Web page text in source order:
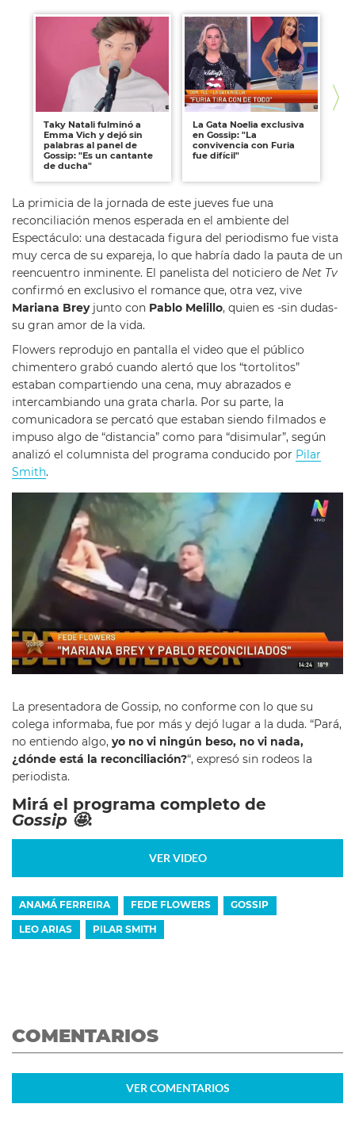
Taky Natali fulminó a
Emma Vich y dejó sin
palabras al panel de
Gossip: "Es un cantante
de ducha"
La Gata Noelia exclusiva
en Gossip: "La
convivencia con Furia
fue difícil"
La primicia de la jornada de este jueves fue una
reconciliación menos esperada en el ambiente del
Espectáculo: una destacada figura del periodismo fue vista
muy cerca de su expareja, lo que habría dado la pauta de un
reencuentro inminente. El panelista del noticiero de Net Tv
confirmó en exclusivo el romance que, otra vez, vive
Mariana Breyjunto con Pablo Melillo, quien es -sin dudas-
su gran amor de la vida.
Flowers reprodujo en pantalla el video que el público
chimentero grabó cuando alertó que los “tortolitos”
estaban compartiendo una cena, muy abrazados e
intercambiando una grata charla. Por su parte, la
comunicadora se percató que estaban siendo filmados e
impuso algo de “distancia” como para “disimular”, según
analizó el columnista del programa conducido por Pilar
Smith.
La presentadora de Gossip, no conforme con lo que su
colega informaba, fue por más y dejó lugar a la duda. “Pará,
no entiendo algo, yo no vi ningún beso, no vi nada,
¿dónde está la reconciliación?“, expresó sin rodeos la
periodista.
Mirá el programa completo de
Gossip 🤩:
VER VIDEO
ANAMÁ FERREIRA FEDE FLOWERS GOSSIP
LEO ARIAS PILAR SMITH
COMENTARIOS
VER COMENTARIOS